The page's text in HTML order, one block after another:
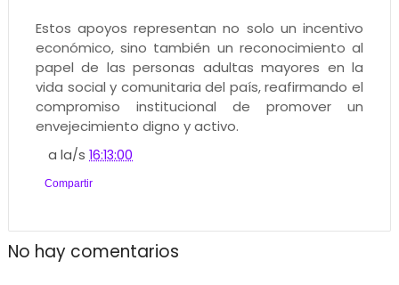
Estos apoyos representan no solo un incentivo
económico, sino también un reconocimiento al
papel de las personas adultas mayores en la
vida social y comunitaria del país, reafirmando el
compromiso institucional de promover un
envejecimiento digno y activo.
a la/s16:13:00
Compartir
No hay comentarios